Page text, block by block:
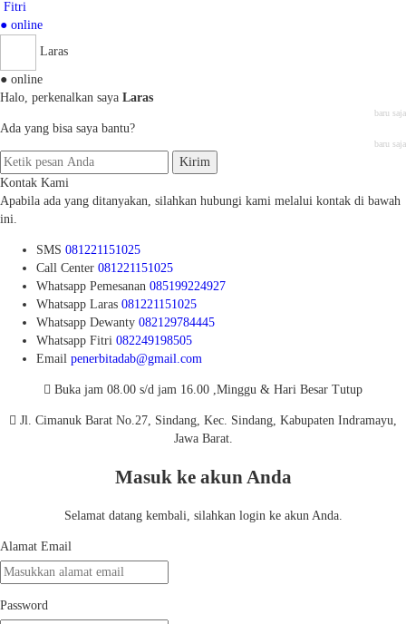
Fitri
● online
Laras
● online
Halo, perkenalkan saya Laras
baru saja
Ada yang bisa saya bantu?
baru saja
Kirim
Kontak Kami
Apabila ada yang ditanyakan, silahkan hubungi kami melalui kontak di bawah
ini.
SMS 081221151025
Call Center 081221151025
Whatsapp Pemesanan 085199224927
Whatsapp Laras 081221151025
Whatsapp Dewanty 082129784445
Whatsapp Fitri 082249198505
Email penerbitadab@gmail.com
Buka jam 08.00 s/d jam 16.00 ,Minggu & Hari Besar Tutup
Jl. Cimanuk Barat No.27, Sindang, Kec. Sindang, Kabupaten Indramayu,
Jawa Barat.
Masuk ke akun Anda
Selamat datang kembali, silahkan login ke akun Anda.
Alamat Email
Password